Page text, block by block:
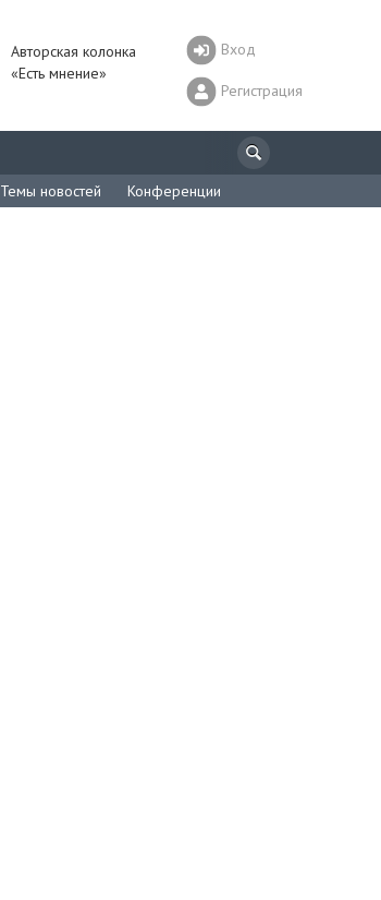
Авторская колонка
«Есть мнение»
Вход
Регистрация
Темы новостей Конференции